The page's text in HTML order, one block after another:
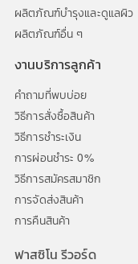
ผลิตภัณฑ์บำรุงและดูแลผิว
ผลิตภัณฑ์อื่น ๆ
งานบริการลูกค้า
คำถามที่พบบ่อย
วิธีการสั่งซื้อสินค้า
วิธีการชำระเงิน
การผ่อนชำระ 0%
วิธีการสมัครสมาชิก
การจัดส่งสินค้า
การคืนสินค้า
ฟาสซิโน รีวอร์ด